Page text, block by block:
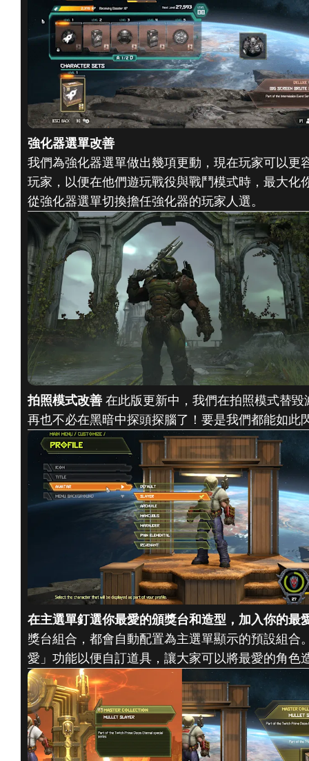
強化器選單改善
我們為強化器選單做出幾項更動，現在玩家可以
玩家，以便在他們遊玩戰役與戰鬥模式時，最大
從強化器選單切換擔任強化器的玩家人選。
拍照模式改善在此版更新中，我們在拍照模式替
再也不必在黑暗中探頭探腦了！要是我們都能如此
在主選單釘選你最愛的頒獎台和造型，加入你的最
獎台組合，都會自動配置為主選單顯示的預設組
愛」功能以便自訂道具，讓大家可以將最愛的角色